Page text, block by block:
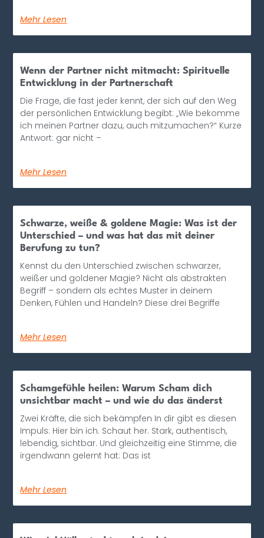
Mehr Lesen
Wenn der Partner nicht mitmacht: Spirituelle
Entwicklung in der Partnerschaft
Die Frage, die fast jeder kennt, der sich auf den Weg
der persönlichen Entwicklung begibt: „Wie bekomme
ich meinen Partner dazu, auch mitzumachen?“ Kurze
Antwort: gar nicht –
Mehr Lesen
Schwarze, weiße & goldene Magie: Was ist der
Unterschied – und was hat das mit deiner
Berufung zu tun?
Kennst du den Unterschied zwischen schwarzer,
weißer und goldener Magie? Nicht als abstrakten
Begriff – sondern als echtes Muster in deinem
Denken, Fühlen und Handeln? Diese drei Begriffe
Mehr Lesen
Schamgefühle heilen: Warum Scham dich
unsichtbar macht – und wie du das änderst
Zwei Kräfte, die sich bekämpfen In dir gibt es diesen
Impuls: Hier bin ich. Schaut her. Stark, authentisch,
lebendig, sichtbar. Und gleichzeitig eine Stimme, die
irgendwann gelernt hat: Das ist
Mehr Lesen